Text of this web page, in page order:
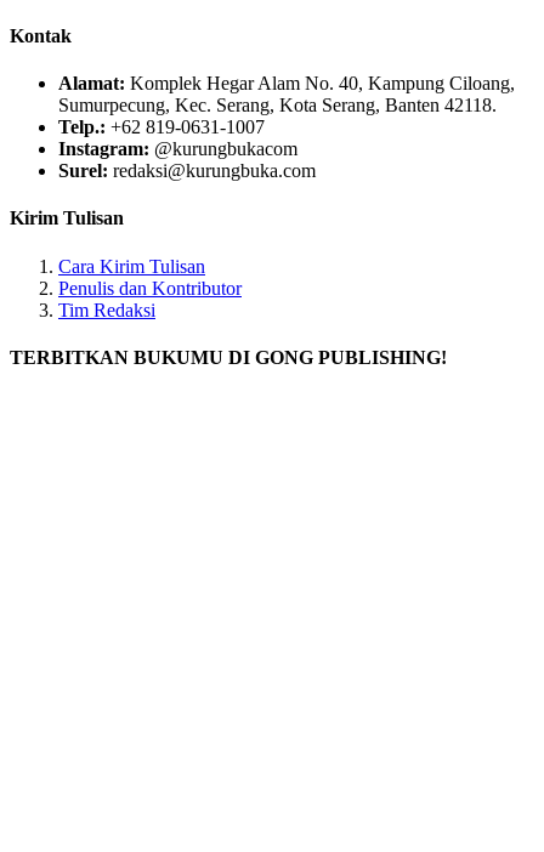
Kontak
Alamat: Komplek Hegar Alam No. 40, Kampung Ciloang,
Sumurpecung, Kec. Serang, Kota Serang, Banten 42118.
Telp.: +62 819-0631-1007
Instagram: @kurungbukacom
Surel: redaksi@kurungbuka.com
Kirim Tulisan
Cara Kirim Tulisan
Penulis dan Kontributor
Tim Redaksi
TERBITKAN BUKUMU DI GONG PUBLISHING!